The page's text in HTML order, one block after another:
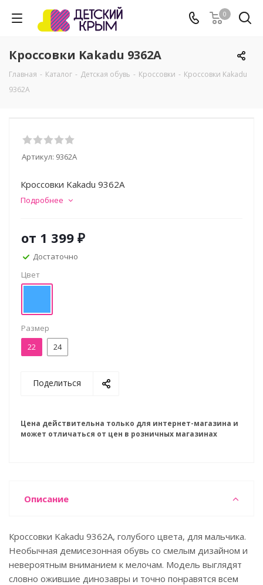
0
Кроссовки Kakadu 9362A
Главная - Каталог - Детская обувь - Кроссовки - Кроссовки Kakadu
9362A
Артикул: 9362A
Кроссовки Kakadu 9362A
Подробнее
от 1 399 ₽
Достаточно
Цвет
Размер
22
24
Поделиться
Цена действительна только для интернет-магазина и
может отличаться от цен в розничных магазинах
Описание
Кроссовки Kakadu 9362A, голубого цвета, для мальчика.
Необычная демисезонная обувь со смелым дизайном и
невероятным вниманием к мелочам. Модель выглядят
словно ожившие динозавры и точно понравятся всем